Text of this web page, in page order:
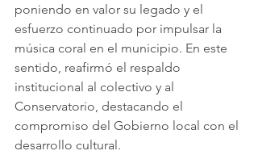
poniendo en valor su legado y el
esfuerzo continuado por impulsar la
música coral en el municipio. En este
sentido, reafirmó el respaldo
institucional al colectivo y al
Conservatorio, destacando el
compromiso del Gobierno local con el
desarrollo cultural.